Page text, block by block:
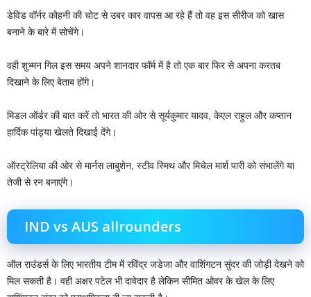
डेविड वॉर्नर कोहनी की चोट से उबर कार वापस आ रहे हैं तो वह इस सीरीज को खास
बनाने के बारे में सोचेंगे।
वही शुभ्मन गिल इस समय अपने शानदार फॉर्म में है तो एक बार फिर से अपना करतब
दिखाने के लिए बेताब होंगे।
मिडल ऑर्डर की बात करें तो भारत की ओर से सूर्यकुमार यादव, केएल राहुल और कप्तान
हार्दिक पांड्या खेलते दिखाई देंगे।
ऑस्ट्रेलिया की ओर से मार्नस लाबुशेन, स्टीव स्मिथ और मिचेल मार्श पारी को संभालेंगे या
तेजी से रन बनाएंगे।
IND vs AUS allrounders
ऑल राउंडर्स के लिए भारतीय टीम में रविंद्र जडेजा और वाशिंगटन सुंदर की जोड़ी देखने को
मिल सकती है। वही अक्षर पटेल भी दावेदार है लेकिन सीमित ओवर के खेल के लिए